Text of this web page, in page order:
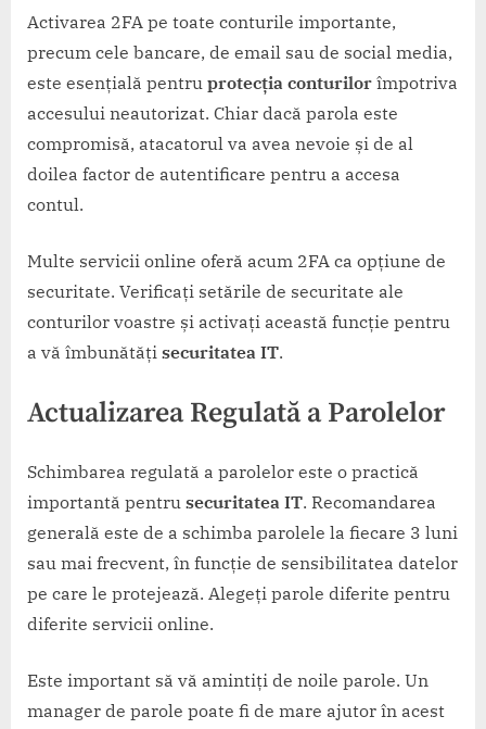
Activarea 2FA pe toate conturile importante,
precum cele bancare, de email sau de social media,
este esențială pentru protecția conturilor împotriva
accesului neautorizat. Chiar dacă parola este
compromisă, atacatorul va avea nevoie și de al
doilea factor de autentificare pentru a accesa
contul.
Multe servicii online oferă acum 2FA ca opțiune de
securitate. Verificați setările de securitate ale
conturilor voastre și activați această funcție pentru
a vă îmbunătăți securitatea IT.
Actualizarea Regulată a Parolelor
Schimbarea regulată a parolelor este o practică
importantă pentru securitatea IT. Recomandarea
generală este de a schimba parolele la fiecare 3 luni
sau mai frecvent, în funcție de sensibilitatea datelor
pe care le protejează. Alegeți parole diferite pentru
diferite servicii online.
Este important să vă amintiți de noile parole. Un
manager de parole poate fi de mare ajutor în acest